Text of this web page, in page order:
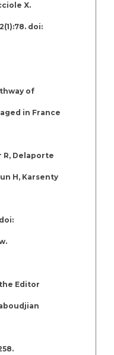
X.
doi:
of
in France
R, Delaporte
H, Karsenty
Editor